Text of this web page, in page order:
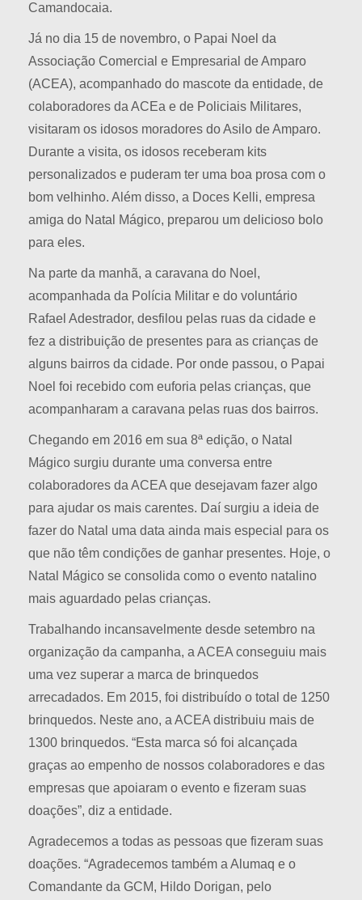
Camandocaia.
Já no dia 15 de novembro, o Papai Noel da
Associação Comercial e Empresarial de Amparo
(ACEA), acompanhado do mascote da entidade, de
colaboradores da ACEa e de Policiais Militares,
visitaram os idosos moradores do Asilo de Amparo.
Durante a visita, os idosos receberam kits
personalizados e puderam ter uma boa prosa com o
bom velhinho. Além disso, a Doces Kelli, empresa
amiga do Natal Mágico, preparou um delicioso bolo
para eles.
Na parte da manhã, a caravana do Noel,
acompanhada da Polícia Militar e do voluntário
Rafael Adestrador, desfilou pelas ruas da cidade e
fez a distribuição de presentes para as crianças de
alguns bairros da cidade. Por onde passou, o Papai
Noel foi recebido com euforia pelas crianças, que
acompanharam a caravana pelas ruas dos bairros.
Chegando em 2016 em sua 8ª edição, o Natal
Mágico surgiu durante uma conversa entre
colaboradores da ACEA que desejavam fazer algo
para ajudar os mais carentes. Daí surgiu a ideia de
fazer do Natal uma data ainda mais especial para os
que não têm condições de ganhar presentes. Hoje, o
Natal Mágico se consolida como o evento natalino
mais aguardado pelas crianças.
Trabalhando incansavelmente desde setembro na
organização da campanha, a ACEA conseguiu mais
uma vez superar a marca de brinquedos
arrecadados. Em 2015, foi distribuído o total de 1250
brinquedos. Neste ano, a ACEA distribuiu mais de
1300 brinquedos. “Esta marca só foi alcançada
graças ao empenho de nossos colaboradores e das
empresas que apoiaram o evento e fizeram suas
doações”, diz a entidade.
Agradecemos a todas as pessoas que fizeram suas
doações. “Agradecemos também a Alumaq e o
Comandante da GCM, Hildo Dorigan, pelo